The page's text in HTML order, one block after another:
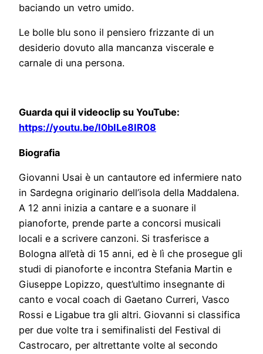
baciando un vetro umido.
Le bolle blu sono il pensiero frizzante di un
desiderio dovuto alla mancanza viscerale e
carnale di una persona.
Guarda qui il videoclip su YouTube:
https://youtu.be/I0bILe8IR08
Biografia
Giovanni Usai è un cantautore ed infermiere nato
in Sardegna originario dell’isola della Maddalena.
A 12 anni inizia a cantare e a suonare il
pianoforte, prende parte a concorsi musicali
locali e a scrivere canzoni. Si trasferisce a
Bologna all’età di 15 anni, ed è lì che prosegue gli
studi di pianoforte e incontra Stefania Martin e
Giuseppe Lopizzo, quest’ultimo insegnante di
canto e vocal coach di Gaetano Curreri, Vasco
Rossi e Ligabue tra gli altri. Giovanni si classifica
per due volte tra i semifinalisti del Festival di
Castrocaro, per altrettante volte al secondo